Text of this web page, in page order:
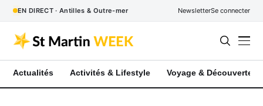
EN DIRECT · Antilles & Outre-mer NewsletterSe connecter
Actualités Activités & Lifestyle Voyage & Découverte